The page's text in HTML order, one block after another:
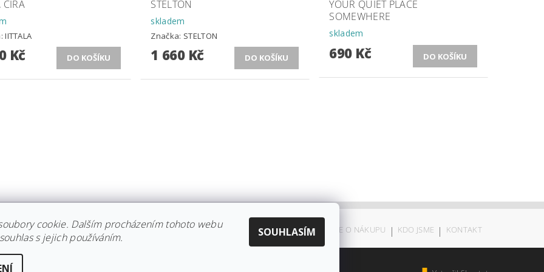
ČIRÁ
IITTALA
Kč
STELTON
skladem
Značka: STELTON
1 660 Kč
YOUR QUIET PLACE
SOMEWHERE
skladem
690 Kč
IITTALA | KOLEKCE STELTON | DISTRIBUCE IITTALA | REKLAMACE/ODSTOUPENÍ VŠE O NÁKUPU | KDO JSME | KONTAKT
cookie. Dalším procházením tohoto webu
s jejich používáním.
SOUHLASÍM